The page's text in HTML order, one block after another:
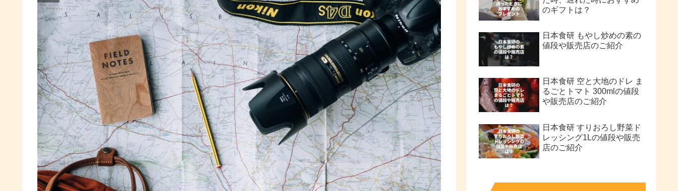
のギフトは？
日本食研 もやし炒めの素の
値段や販売店のご紹介
日本食研 空と大地のドレ ま
るごとトマト 300mlの値段
や販売店のご紹介
日本食研 すりおろし野菜ド
レッシング1Lの値段や販売
店のご紹介